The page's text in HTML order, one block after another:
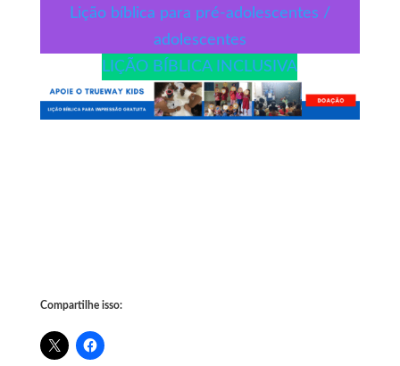
Lição bíblica para pré-adolescentes /
adolescentes
LIÇÃO BÍBLICA INCLUSIVA
Compartilhe isso: